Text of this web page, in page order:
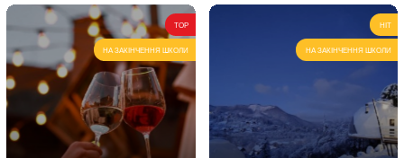
1 ос. / Курс гри на
гітарі / 3 заняття по
1 950
грн
TOP
НА ЗАКІНЧЕННЯ ШКОЛИ
HIT
НА ЗАКІНЧЕННЯ ШКОЛИ